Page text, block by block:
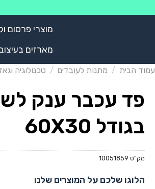
מוצרי פרסום
מארזים
עמוד הבית / מתנות לעובדים / טכנולוגיה
פד עכבר ענק
בגודל 60X30
מק"ט 10051859
הלוגו שלכם על המוצרים שלנו